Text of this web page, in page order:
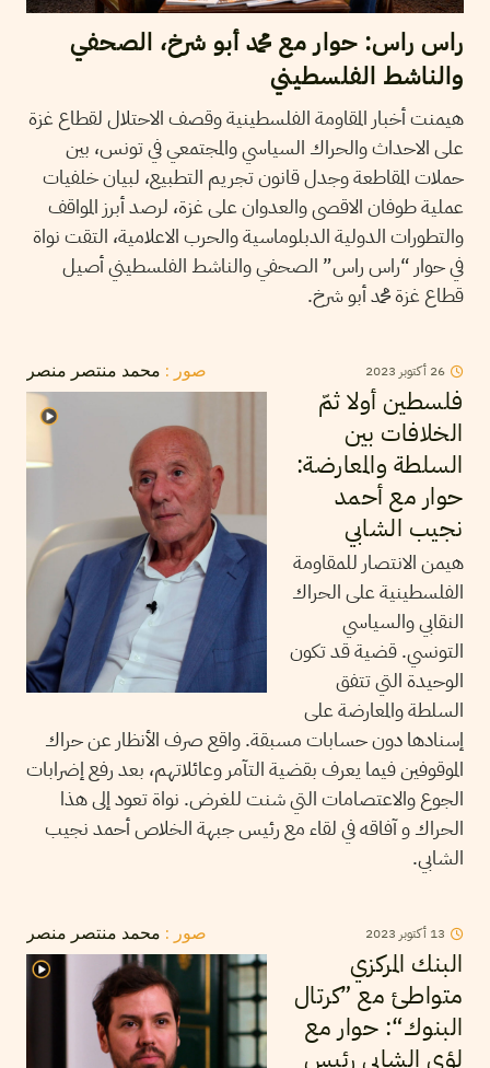
راس راس: حوار مع محمد أبو شرخ، الصحفي
والناشط الفلسطيني
هيمنت أخبار المقاومة الفلسطينية وقصف الاحتلال لقطاع غزة
على الاحداث والحراك السياسي والمجتمعي في تونس، بين
حملات المقاطعة وجدل قانون تجريم التطبيع، لبيان خلفيات
عملية طوفان الاقصى والعدوان على غزة، لرصد أبرز المواقف
والتطورات الدولية الدبلوماسية والحرب الاعلامية، التقت نواة
في حوار “راس راس” الصحفي والناشط الفلسطيني أصيل
قطاع غزة محمد أبو شرخ.
صور : محمد منتصر منصر 26 أكتوبر 2023
فلسطين أولا ثمّ
الخلافات بين
السلطة والمعارضة:
حوار مع أحمد
نجيب الشابي
هيمن الانتصار للمقاومة
الفلسطينية على الحراك
النقابي والسياسي
التونسي. قضية قد تكون
الوحيدة التي تتفق
السلطة والمعارضة على
إسنادها دون حسابات مسبقة. واقع صرف الأنظار عن حراك
الموقوفين فيما يعرف بقضية التآمر وعائلاتهم، بعد رفع إضرابات
الجوع والاعتصامات التي شنت للغرض. نواة تعود إلى هذا
الحراك و آفاقه في لقاء مع رئيس جبهة الخلاص أحمد نجيب
الشابي.
صور : محمد منتصر منصر 13 أكتوبر 2023
البنك المركزي
متواطئ مع ”كرتال
البنوك“: حوار مع
لؤي الشابي رئيس